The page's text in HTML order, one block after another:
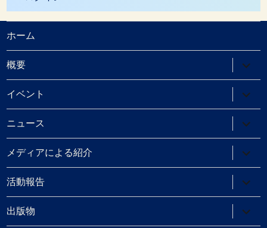
ホーム
概要
ブ
メ
ニ
ュ
ー
を
展
開
イベント
ブ
メ
ニ
ュ
ー
を
展
開
ニュース
ブ
メ
ニ
ュ
ー
を
展
開
メディアによる紹介
ブ
メ
ニ
ュ
ー
を
展
開
活動報告
ブ
メ
ニ
ュ
出版物
ブ